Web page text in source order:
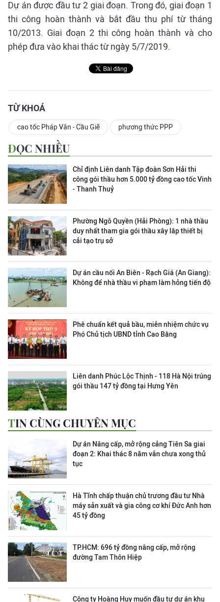
Dự án được đầu tư 2 giai đoạn. Trong đó, giai đoạn 1
thi công hoàn thành và bắt đầu thu phí từ tháng
10/2013. Giai đoạn 2 thi công hoàn thành và cho
phép đưa vào khai thác từ ngày 5/7/2019.
TỪ KHOÁ
cao tốc Pháp Vân - Cầu Giẽ phương thức PPP
ĐỌC NHIỀU
Chỉ định Liên danh Tập đoàn Sơn Hải thi
công gói thầu hơn 5.000 tỷ đồng cao tốc Vinh
- Thanh Thuỷ
Phường Ngô Quyền (Hải Phòng): 1 nhà thầu
duy nhất tham gia gói thầu xây lắp thiết bị
cải tạo trụ sở
Dự án cầu nối An Biên - Rạch Giá (An Giang):
Không để nhà thầu vi phạm làm hỏng tiến độ
Phê chuẩn kết quả bầu, miễn nhiệm chức vụ
Phó Chủ tịch UBND tỉnh Cao Bằng
Liên danh Phúc Lộc Thịnh - 118 Hà Nội trúng
gói thầu 147 tỷ đồng tại Hưng Yên
TIN CÙNG CHUYÊN MỤC
Dự án Nâng cấp, mở rộng cảng Tiên Sa giai
đoạn 2: Khai thác 8 năm vẫn chưa xong thủ
tục
Hà Tĩnh chấp thuận chủ trương đầu tư Nhà
máy sản xuất và gia công cơ khí Đức Anh hơn
45 tỷ đồng
TP.HCM: 696 tỷ đồng nâng cấp, mở rộng
đường Tam Thôn Hiệp
Công ty Hoàng Huy muốn đầu tư dự án khu